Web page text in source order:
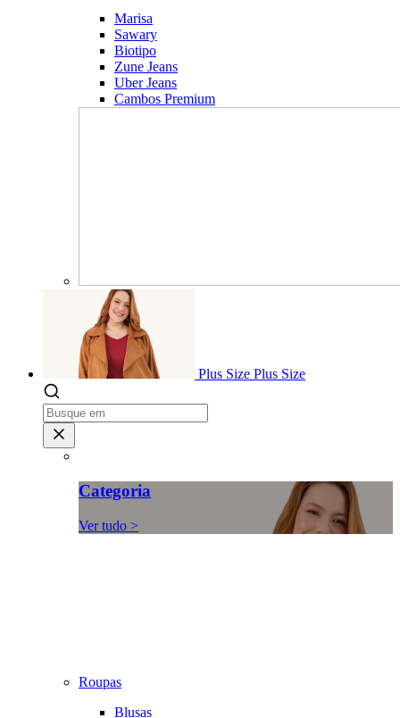
Marisa
Sawary
Biotipo
Zune Jeans
Uber Jeans
Cambos Premium
Plus Size Plus Size
Categoria
Ver tudo >
Roupas
Blusas